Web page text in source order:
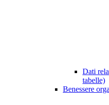
Dati
tabelle)
Benessere